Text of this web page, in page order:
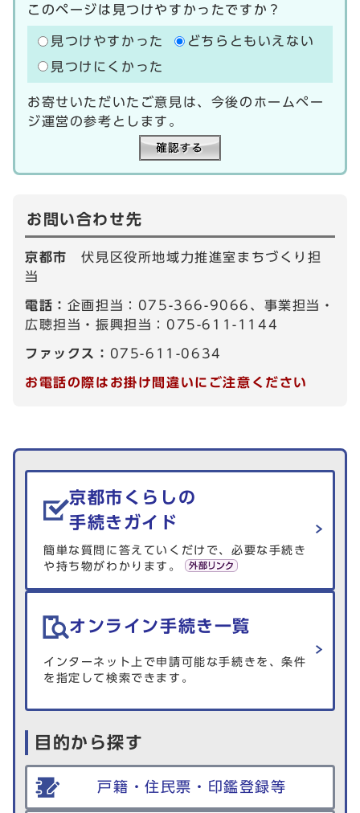
このページは見つけやすかったですか？
見つけやすかった
どちらともいえない
見つけにくかった
お寄せいただいたご意見は、今後のホームペー
ジ運営の参考とします。
お問い合わせ先
京都市伏見区役所地域力推進室まちづくり担
当
電話： 企画担当：075-366-9066、事業担当・
広聴担当・振興担当：075-611-1144
ファックス： 075-611-0634
お電話の際はお掛け間違いにご注意ください
生活情報を探す
京都市くらしの
手続きガイド
簡単な質問に答えていくだけで、必要な手続き
や持ち物がわかります。
オンライン手続き一覧
インターネット上で申請可能な手続きを、条件
を指定して検索できます。
目的から探す
戸籍・住民票・印鑑登録等